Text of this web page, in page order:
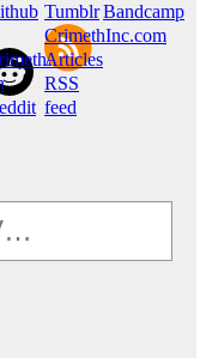
TumblrBandcamp
CrimethInc.com
Articles
RSS
feed